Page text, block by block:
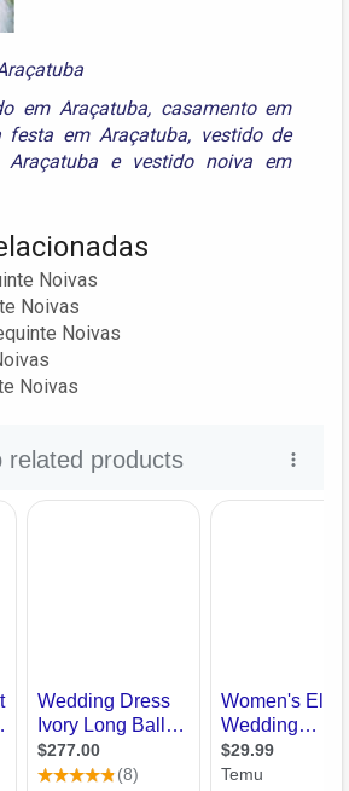
em Araçatuba, casamento em
festa em Araçatuba, vestido de
e vestido noiva em
Noivas
Noivas
Noivas
Noivas